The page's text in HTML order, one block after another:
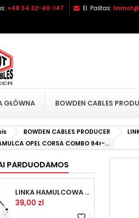
+48 34 32-40-147 El. Paštas:
GŁÓWNA BOWDEN CABLES
BOWDEN CABLES PRODUCER
OPEL CORSA COMBO 94r-...
PARDUODAMOS
LINKA HAMULCOWA PRZYCZEPY KNOTT 1440/1230 33921-1.14
Kaina
39,00 zl